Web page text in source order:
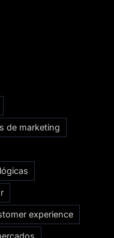
de marketing
experience